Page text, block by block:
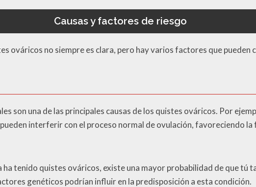
Causas y factores de riesgo
ováricos no siempre es clara, pero hay varios factores que pueden
son una de las principales causas de los quistes ováricos. Por
interferir con el proceso normal de ovulación, favoreciendo la
ha tenido quistes ováricos, existe una mayor probabilidad de que tú
genéticos podrían influir en la predisposición a esta condición.